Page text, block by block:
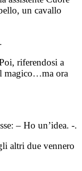
un cavallo
riferendosi a
magico…ma ora
– Ho un’idea. -.
altri due vennero